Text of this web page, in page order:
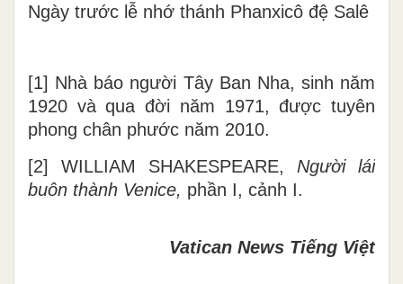
Ngày trước lễ nhớ thánh Phanxicô đệ Salê
[1] Nhà báo người Tây Ban Nha, sinh năm
1920 và qua đời năm 1971, được tuyên
phong chân phước năm 2010.
[2] WILLIAM SHAKESPEARE, Người lái
buôn thành Venice, phần I, cảnh I.
Vatican News Tiếng Việt